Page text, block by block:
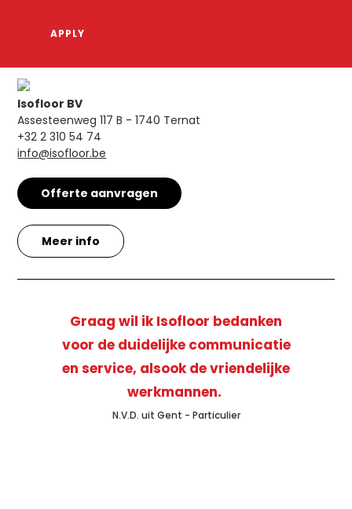
Isofloor BV
Assesteenweg 117 B - 1740 Ternat
+32 2 310 54 74
info@isofloor.be
Offerte aanvragen
Meer info
Graag wil ik Isofloor bedanken
voor de duidelijke communicatie
en service, alsook de vriendelijke
werkmannen.
N.V.D. uit Gent - Particulier